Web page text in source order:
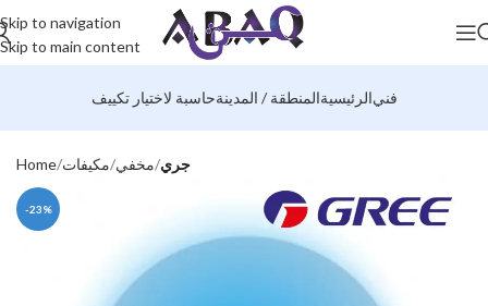
Skip to navigation
Skip to main content
حاسبة لاختيار تكييفالمنطقة / المدينةالرئيسيةفني
Home مكيفات مخفي جري
-23%